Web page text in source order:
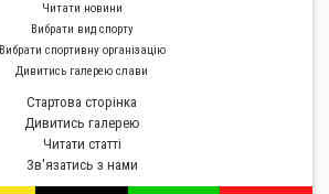
Читати новини
Вибрати вид спорту
Вибрати спортивну органiзацiю
Дивитись галерею слави
Стартова сторiнка
Дивитись галерею
Читати статті
Зв'язатись з нами